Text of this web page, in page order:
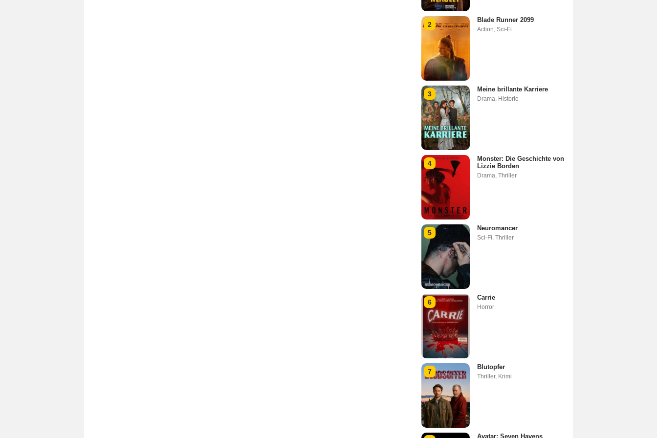
2
Blade Runner 2099
Action Sci-Fi
3
Meine brillante Karriere
Drama Historie
4
Monster: Die Geschichte von
Lizzie Borden
Drama Thriller
5
Neuromancer
Sci-Fi Thriller
6
Carrie
Horror
7
Blutopfer
Thriller, Krimi
Avatar: Seven Havens